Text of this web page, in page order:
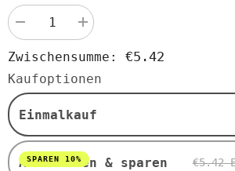
verringern
für
Gemeiner
Hafer
400
mg
Haferstroh
60
Kapseln
von
SWANSON
Menge
erhöhen
Gemeiner
Hafer
400
mg
Haferstroh
60
Kapseln
von
SWANSON
Zwischensumme: €5.42
Kaufoptionen
Einmalkauf
Abonnieren & sparen
SPAREN 10% €5.42